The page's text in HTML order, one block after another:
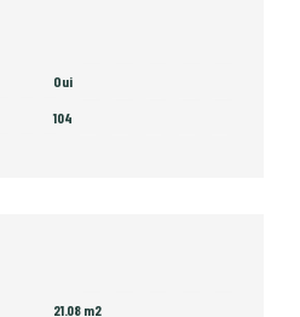
Oui
104
21.08 m2